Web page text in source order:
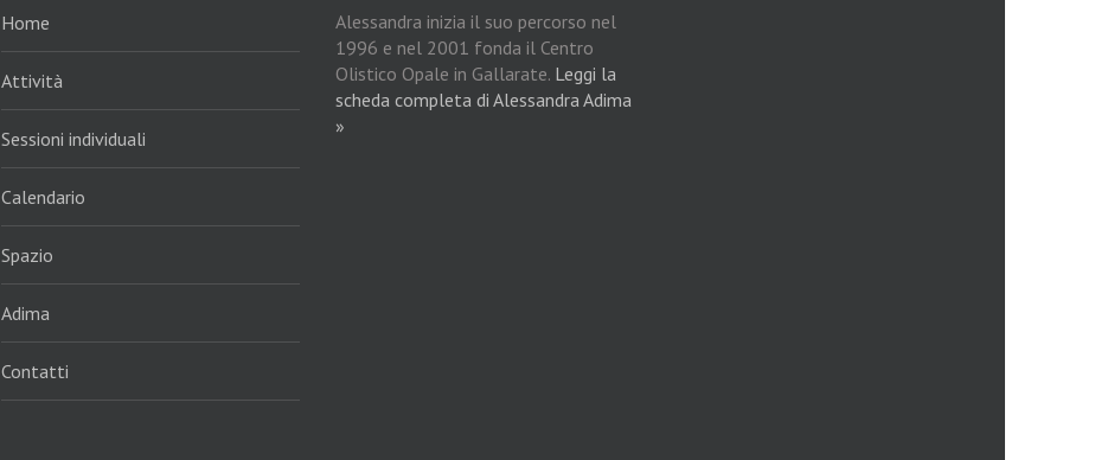
Home
Attività
Sessioni individuali
Calendario
Spazio
Adima
Contatti
Alessandra inizia il suo percorso nel
1996 e nel 2001 fonda il Centro
Olistico Opale in Gallarate. Leggi la
scheda completa di Alessandra Adima
»